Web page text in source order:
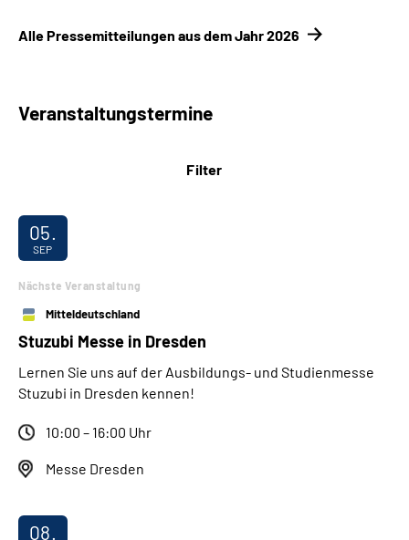
Alle Pressemitteilungen aus dem Jahr 2026
Veranstaltungstermine
Filter
Nächste Veranstaltung
Mitteldeutschland
Stuzubi Messe in Dresden
Lernen Sie uns auf der Ausbildungs- und Studienmesse
Stuzubi in Dresden kennen!
10:00 – 16:00 Uhr
Messe Dresden
05.
SEP
08.